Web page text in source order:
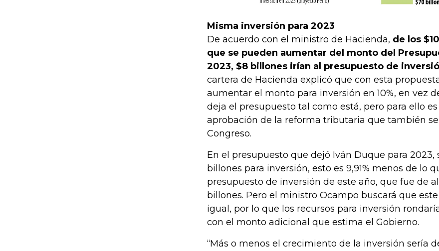
Misma inversión para 2023
De acuerdo con el ministro de Hacienda, de los
que se pueden aumentar del monto del
2023, $8 billones irían al presupuesto de
cartera de Hacienda explicó que con esta
aumentar el monto para inversión en 10%, en vez
deja el presupuesto tal como está, pero para ello
aprobación de la reforma tributaria que también se
Congreso.
En el presupuesto que dejó Iván Duque para 2023,
billones para inversión, esto es 9,91% menos de lo
presupuesto de inversión de este año, que fue de
billones. Pero el ministro Ocampo buscará que
igual, por lo que los recursos para inversión
con el monto adicional que estima el Gobierno.
“Más o menos el crecimiento de la inversión sería